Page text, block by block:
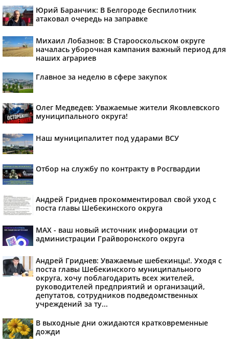
Юрий Баранчик: В Белгороде беспилотник
атаковал очередь на заправке
Михаил Лобазнов: В Старооскольском округе
началась уборочная кампания важный период для
наших аграриев
Главное за неделю в сфере закупок
Олег Медведев: Уважаемые жители Яковлевского
муниципального округа!
Наш муниципалитет под ударами ВСУ
Отбор на службу по контракту в Росгвардии
Андрей Гриднев прокомментировал свой уход с
поста главы Шебекинского округа
MAX - ваш новый источник информации от
администрации Грайворонского округа
Андрей Гриднев: Уважаемые шебекинцы!. Уходя с
поста главы Шебекинского муниципального
округа, хочу поблагодарить всех жителей,
руководителей предприятий и организаций,
депутатов, сотрудников подведомственных
учреждений за ту...
В выходные дни ожидаются кратковременные
дожди